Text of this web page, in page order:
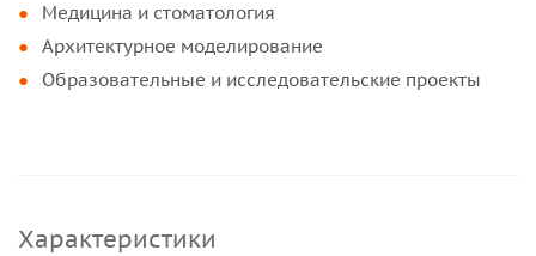
Медицина и стоматология
Архитектурное моделирование
Образовательные и исследовательские проекты
Характеристики